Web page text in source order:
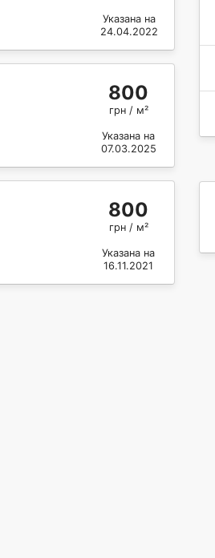
Указана на
24.04.2022
800
грн / м²
Указана на
07.03.2025
800
грн / м²
Указана на
16.11.2021